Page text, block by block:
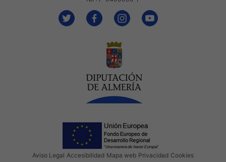
Aviso Legal Accesibilidad Mapa web Privacidad Cookies